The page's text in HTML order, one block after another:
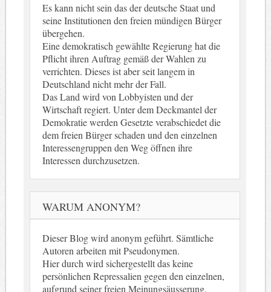
Es kann nicht sein das der deutsche Staat und
seine Institutionen den freien mündigen Bürger
übergehen.
Eine demokratisch gewählte Regierung hat die
Pflicht ihren Auftrag gemäß der Wahlen zu
verrichten. Dieses ist aber seit langem in
Deutschland nicht mehr der Fall.
Das Land wird von Lobbyisten und der
Wirtschaft regiert. Unter dem Deckmantel der
Demokratie werden Gesetzte verabschiedet die
dem freien Bürger schaden und den einzelnen
Interessengruppen den Weg öffnen ihre
Interessen durchzusetzen.
WARUM ANONYM?
Dieser Blog wird anonym geführt. Sämtliche
Autoren arbeiten mit Pseudonymen.
Hier durch wird sichergestellt das keine
persönlichen Repressalien gegen den einzelnen,
aufgrund seiner freien Meinungsäusserung,